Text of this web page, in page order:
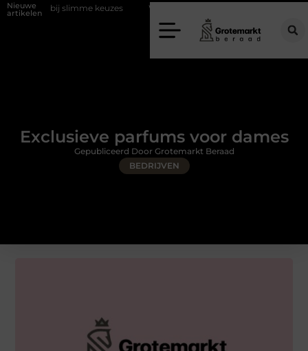
Nieuwe
artikelenkeuzes Waarom kiezen voor een rijschool in Utrecht?
Exclusieve parfums voor dames
BEDRIJVEN
Gepubliceerd Door Grotemarkt Beraad